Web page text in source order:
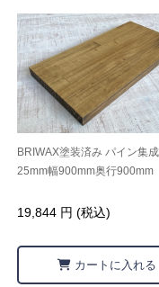
BRIWAX塗装済み パイン集
25mm幅900mm奥行900mm
19,844 円 (税込)
カートに入れる